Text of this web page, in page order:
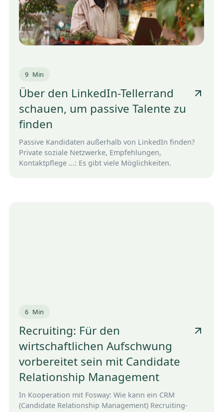
9 Min
Über den LinkedIn-Tellerrand
schauen, um passive Talente zu
finden
Passive Kandidaten außerhalb von LinkedIn finden?
Private soziale Netzwerke, Empfehlungen,
Kontaktpflege ...: Es gibt viele Möglichkeiten.
6 Min
Recruiting: Für den
wirtschaftlichen Aufschwung
vorbereitet sein mit Candidate
Relationship Management
In Kooperation mit Fosway: Wie kann ein CRM
(Candidate Relationship Management) Recruiting-